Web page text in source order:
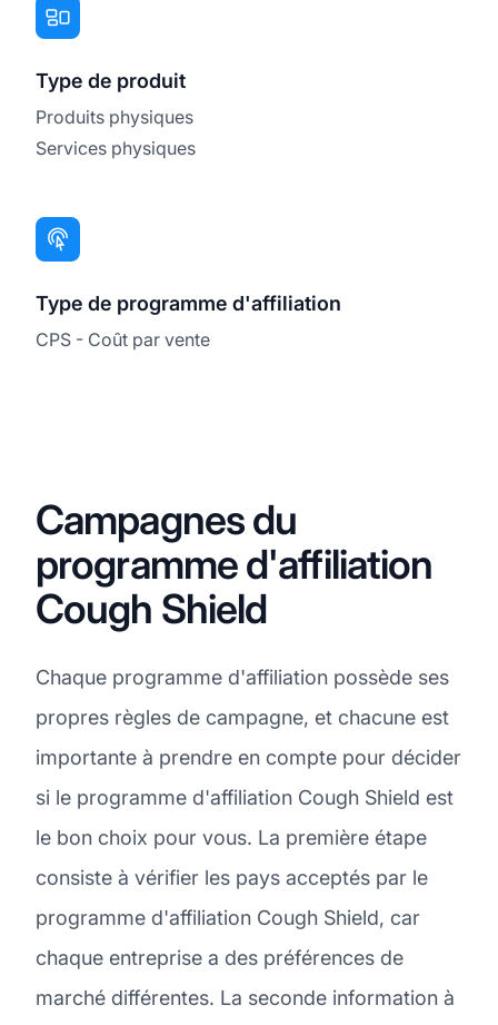
Type de produit
Produits physiques
Services physiques
Type de programme d'affiliation
CPS - Coût par vente
Campagnes du
programme d'affiliation
Cough Shield
Chaque programme d'affiliation possède ses
propres règles de campagne, et chacune est
importante à prendre en compte pour décider
si le programme d'affiliation Cough Shield est
le bon choix pour vous. La première étape
consiste à vérifier les pays acceptés par le
programme d'affiliation Cough Shield, car
chaque entreprise a des préférences de
marché différentes. La seconde information à